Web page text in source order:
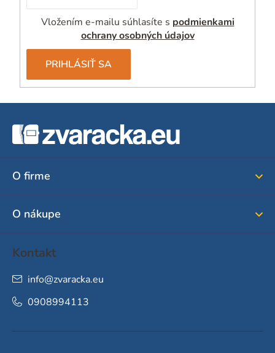
Vložením e-mailu súhlasíte s podmienkami
ochrany osobných údajov
PRIHLÁSIŤ SA
O firme
O nákupe
Kontakt
info@zvaracka.eu
0908994113